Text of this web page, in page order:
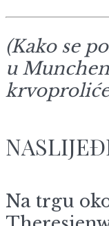
(Kako se
u
Na trgu